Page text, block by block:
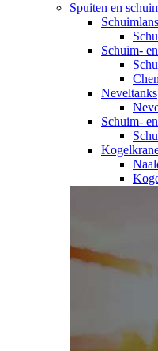
Spuiten en
Schuim-
Neveltanks
Schuim-